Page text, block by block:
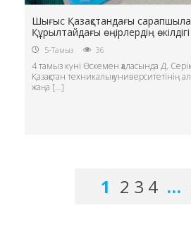
Шығыс Қазақстандағы
Құрылтайдағы өңірлердің
5-Тамыз 36
4 тамыз күні Өскемен қаласында Д.
Қазақстан техникалық университетінің
жаңа […]
1 2 3 4 …